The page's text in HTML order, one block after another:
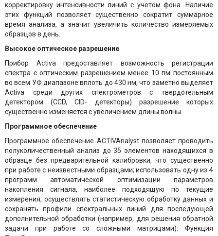
корректировку интенсивности линий с учетом фона. Наличие
этих функций позволяет существенно сократит суммарное
время анализа, а значит увеличить количество измеряемых
образцов в день.
Высокое оптическое разрешение
Прибор Activa предоставляет возможность регистрации
спектра с оптическим разрешением менее 10 пм постоянным
во всем УФ диапазоне вплоть до 430 нм, что заметно выделяет
Activa среди других спектрометров с твердотельным
детектором (CCD, CID- детекторы) разрешение которых
существенно изменяется с увеличением длины волны.
Программное обеспечение
Программное обеспечение ACTIVAnalyst позволяет проводить
полуколичественный анализ до 35 элементов находящихся в
образце без предварительной калибровки, что существенно
при работе с неизвестными образцами; использовать одну из 4
программ автоматической оптимизации параметров
накопления сигнала, наиболее подходящую по текущие
измерения, осуществлять статистическую обработку данных и
сохранять профили спектральных линий для последующей
дополнительной обработки (например, для решения обратной
задачи при работе со сложными матрицами). Функция